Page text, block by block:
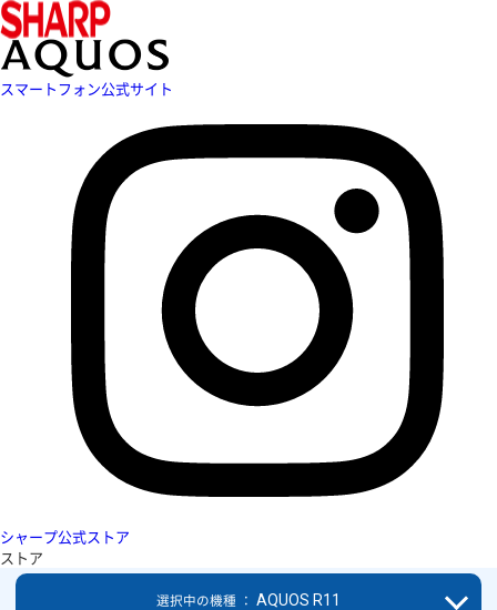
スマートフォン公式サイト
シャープ公式ストア
ストア
選択中の機種 ： AQUOS R11